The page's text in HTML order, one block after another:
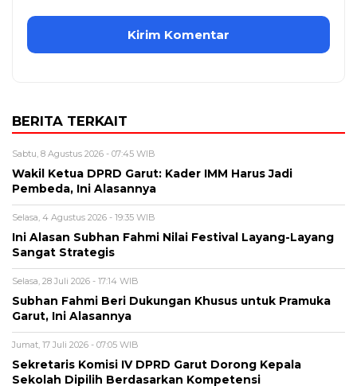
BERITA TERKAIT
Sabtu, 8 Agustus 2026 - 07:45 WIB
Wakil Ketua DPRD Garut: Kader IMM Harus Jadi
Pembeda, Ini Alasannya
Selasa, 4 Agustus 2026 - 19:35 WIB
Ini Alasan Subhan Fahmi Nilai Festival Layang-Layang
Sangat Strategis
Selasa, 28 Juli 2026 - 17:14 WIB
Subhan Fahmi Beri Dukungan Khusus untuk Pramuka
Garut, Ini Alasannya
Jumat, 17 Juli 2026 - 07:05 WIB
Sekretaris Komisi IV DPRD Garut Dorong Kepala
Sekolah Dipilih Berdasarkan Kompetensi